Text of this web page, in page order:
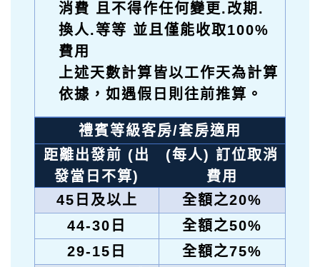
消費 且不得作任何變更.改期.
換人.等等 並且僅能收取100%
費用
上述天數計算皆以工作天為計算
依據，如遇假日則往前推算。
禮賓等級客房/套房適用
距離出發前 (出
發當日不算)
(每人) 訂位取消
費用
45 日及以上
全額之20%
44-30 日
全額之50%
29-15 日
全額之75%